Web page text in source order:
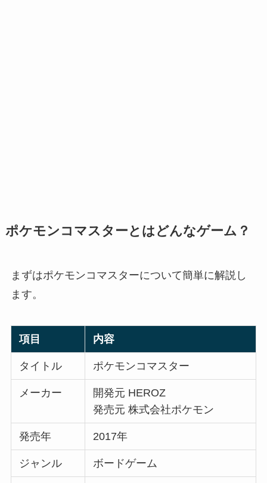
ポケモンコマスターとはどんなゲーム？
まずはポケモンコマスターについて簡単に解説し
ます。
項目 内容
タイトル ポケモンコマスター
メーカー
開発元 HEROZ
発売元 株式会社ポケモン
発売年 2017年
ジャンル ボードゲーム